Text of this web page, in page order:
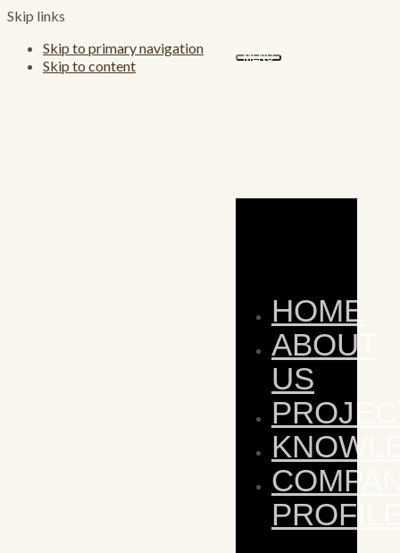
Skip links
Skip to primary navigation
Skip to content
MENU
HOME
ABOUT
US